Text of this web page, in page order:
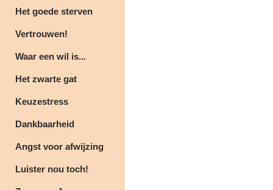
Het goede sterven
Vertrouwen!
Waar een wil is...
Het zwarte gat
Keuzestress
Dankbaarheid
Angst voor afwijzing
Luister nou toch!